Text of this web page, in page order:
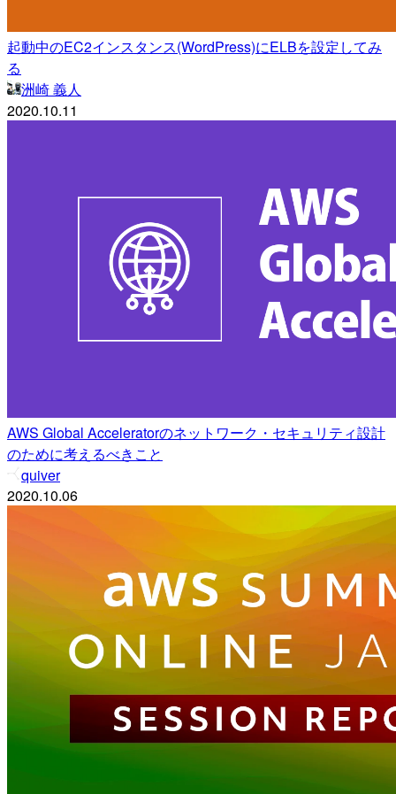
起動中のEC2インスタンス(WordPress)にELBを設定してみ
る
洲崎 義人
2020.10.11
AWS Global Acceleratorのネットワーク・セキュリティ設計
のために考えるべきこと
quiver
2020.10.06